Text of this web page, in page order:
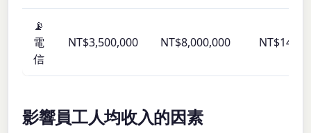
📡
電
信
NT$3,500,000 NT$8,000,000
影響員工人均收入的因素